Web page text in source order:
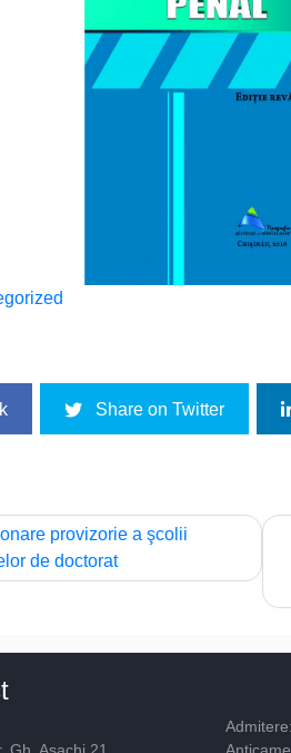
Share on Twitter
provizorie a şcolii
de doctorat